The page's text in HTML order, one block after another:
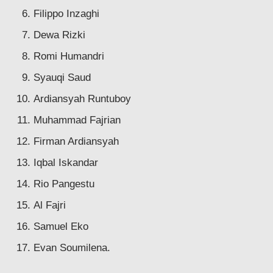
Filippo Inzaghi
Dewa Rizki
Romi Humandri
Syauqi Saud
Ardiansyah Runtuboy
Muhammad Fajrian
Firman Ardiansyah
Iqbal Iskandar
Rio Pangestu
Al Fajri
Samuel Eko
Evan Soumilena.